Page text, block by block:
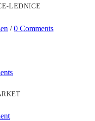
LEDNICE
/0 Comments